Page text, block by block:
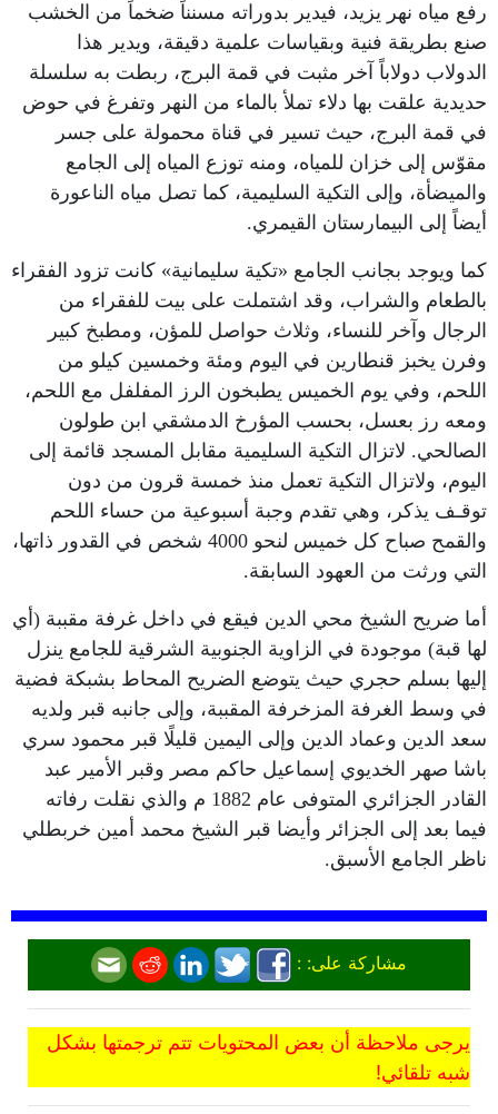
رفع مياه نهر يزيد، فيدير بدوراته مسنناً ضخماً من الخشب
صنع بطريقة فنية وبقياسات علمية دقيقة، ويدير هذا
الدولاب دولاباً آخر مثبت في قمة البرج، ربطت به سلسلة
حديدية علقت بها دلاء تملأ بالماء من النهر وتفرغ في حوض
في قمة البرج، حيث تسير في قناة محمولة على جسر
مقوّس إلى خزان للمياه، ومنه توزع المياه إلى الجامع
والميضأة، وإلى التكية السليمية، كما تصل مياه الناعورة
أيضاً إلى البيمارستان القيمري.
كما ويوجد بجانب الجامع «تكية سليمانية» كانت تزود الفقراء
بالطعام والشراب، وقد اشتملت على بيت للفقراء من
الرجال وآخر للنساء، وثلاث حواصل للمؤن، ومطبخ كبير
وفرن يخبز قنطارين في اليوم ومئة وخمسين كيلو من
اللحم، وفي يوم الخميس يطبخون الرز المفلفل مع اللحم،
ومعه رز بعسل، بحسب المؤرخ الدمشقي ابن طولون
الصالحي. لاتزال التكية السليمية مقابل المسجد قائمة إلى
اليوم، ولاتزال التكية تعمل منذ خمسة قرون من دون
توقـف يذكر، وهي تقدم وجبة أسبوعية من حساء اللحم
والقمح صباح كل خميس لنحو 4000 شخص في القدور ذاتها،
التي ورثت من العهود السابقة.
أما ضريح الشيخ محي الدين فيقع في داخل غرفة مقببة (أي
لها قبة) موجودة في الزاوية الجنوبية الشرقية للجامع ينزل
إليها بسلم حجري حيث يتوضع الضريح المحاط بشبكة فضية
في وسط الغرفة المزخرفة المقببة، وإلى جانبه قبر ولديه
سعد الدين وعماد الدين وإلى اليمين قليلًا قبر محمود سري
باشا صهر الخديوي إسماعيل حاكم مصر وقبر الأمير عبد
القادر الجزائري المتوفى عام 1882 م والذي نقلت رفاته
فيما بعد إلى الجزائر وأيضا قبر الشيخ محمد أمين خربطلي
ناظر الجامع الأسبق.
مشاركة على: :
يرجى ملاحظة أن بعض المحتويات تتم ترجمتها بشكل
شبه تلقائي!